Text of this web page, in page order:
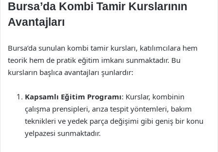
Bursa’da Kombi Tamir Kurslarının
Avantajları
Bursa’da sunulan kombi tamir kursları, katılımcılara hem
teorik hem de pratik eğitim imkanı sunmaktadır. Bu
kursların başlıca avantajları şunlardır:
Kapsamlı Eğitim Programı: Kurslar, kombinin
çalışma prensipleri, arıza tespit yöntemleri, bakım
teknikleri ve yedek parça değişimi gibi geniş bir konu
yelpazesi sunmaktadır.